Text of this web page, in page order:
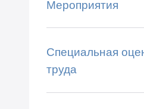
Мероприятия
Специальная
труда